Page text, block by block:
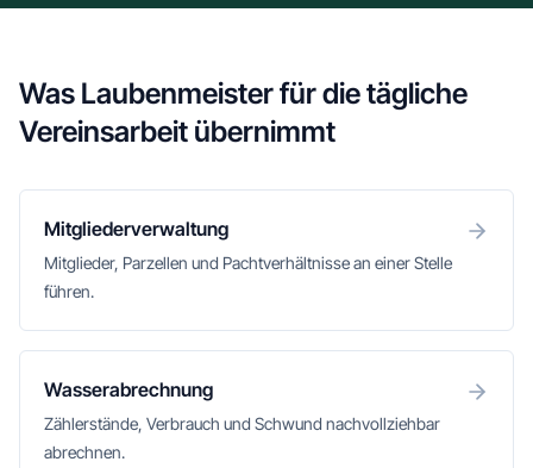
Was Laubenmeister für die tägliche
Vereinsarbeit übernimmt
Mitgliederverwaltung
Mitglieder, Parzellen und Pachtverhältnisse an einer Stelle
führen.
Wasserabrechnung
Zählerstände, Verbrauch und Schwund nachvollziehbar
abrechnen.